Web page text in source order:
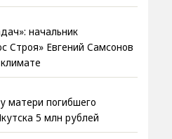
начальник
Строя» Евгений Самсонов
матери погибшего
5 млн рублей